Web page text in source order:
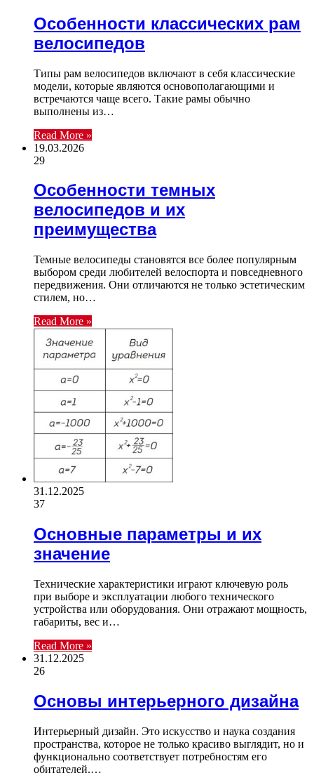
Особенности классических рам
велосипедов
Типы рам велосипедов включают в себя классические
модели, которые являются основополагающими и
встречаются чаще всего. Такие рамы обычно
выполнены из…
Read More »
19.03.2026
29
Особенности темных
велосипедов и их
преимущества
Темные велосипеды становятся все более популярным
выбором среди любителей велоспорта и повседневного
передвижения. Они отличаются не только эстетическим
стилем, но…
Read More »
31.12.2025
37
Основные параметры и их
значение
Технические характеристики играют ключевую роль
при выборе и эксплуатации любого технического
устройства или оборудования. Они отражают мощность,
габариты, вес и…
Read More »
31.12.2025
26
Основы интерьерного дизайна
Интерьерный дизайн. Это искусство и наука создания
пространства, которое не только красиво выглядит, но и
функционально соответствует потребностям его
обитателей.…